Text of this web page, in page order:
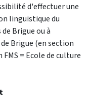
d'effectuer une
linguistique du
Brigue ou à
Brigue (en section
= Ecole de culture